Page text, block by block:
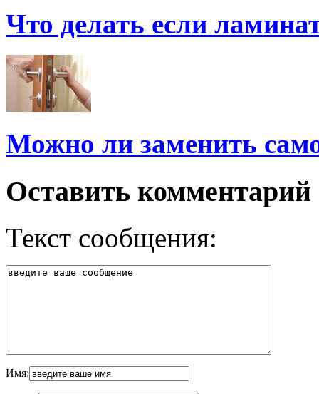
Что делать если
Можно ли заменить
Оставить комментарий
Текст сообщения:
Имя: